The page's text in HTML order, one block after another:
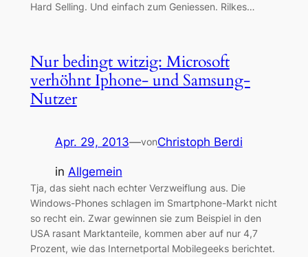
Hard Selling. Und einfach zum Geniessen. Rilkes…
Nur bedingt witzig: Microsoft
verhöhnt Iphone- und Samsung-
Nutzer
Apr. 29, 2013—vonChristoph Berdi
in Allgemein
Tja, das sieht nach echter Verzweiflung aus. Die
Windows-Phones schlagen im Smartphone-Markt nicht
so recht ein. Zwar gewinnen sie zum Beispiel in den
USA rasant Marktanteile, kommen aber auf nur 4,7
Prozent, wie das Internetportal Mobilegeeks berichtet.